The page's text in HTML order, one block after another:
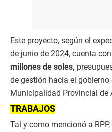
Este proyecto, según el
de junio de 2024, cuenta
millones de soles,
de gestión hacia el
Municipalidad Provincial de
TRABAJOS
Tal y como mencionó a